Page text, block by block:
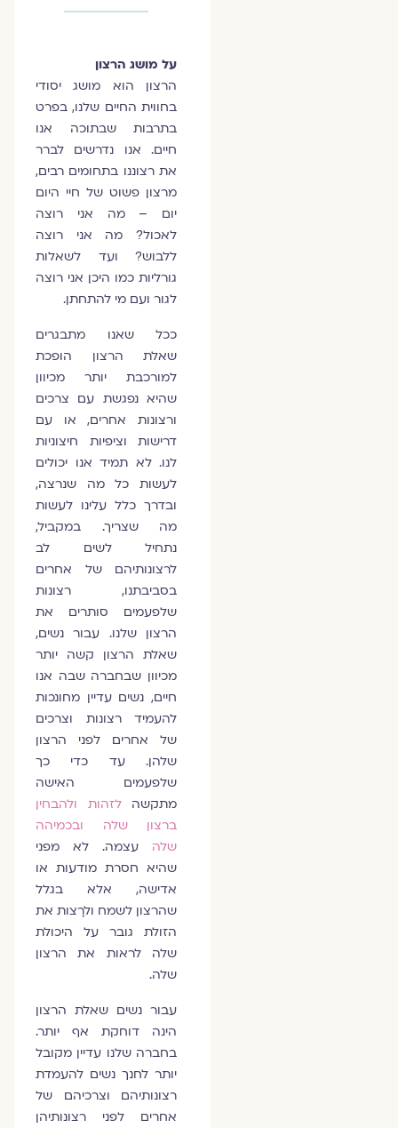
על מושג הרצון
הרצון הוא מושג יסודי
בחווית החיים שלנו, בפרט
בתרבות שבתוכה אנו
חיים. אנו נדרשים לברר
את רצוננו בתחומים רבים,
מרצון פשוט של חיי היום
יום – מה אני רוצה
לאכול? מה אני רוצה
ללבוש? ועד לשאלות
גורליות כמו היכן אני רוצה
לגור ועם מי להתחתן.
ככל שאנו מתבגרים
שאלת הרצון הופכת
למורכבת יותר מכיוון
שהיא נפגשת עם צרכים
ורצונות אחרים, או עם
דרישות וציפיות חיצוניות
לנו. לא תמיד אנו יכולים
לעשות כל מה שנרצה,
ובדרך כלל עלינו לעשות
מה שצריך. במקביל,
נתחיל לשים לב
לרצונותיהם של אחרים
בסביבתנו, רצונות
שלפעמים סותרים את
הרצון שלנו.
עבור נשים,
שאלת הרצון קשה יותר
מכיוון שבחברה שבה אנו
חיים, נשים עדיין מחונכות
להעמיד רצונות וצרכים
של אחרים לפני הרצון
שלהן. עד כדי כך
שלפעמים האישה
מתקשה
לזהות ולהבחין
ברצון שלה ובכמיהה
שלהעצמה. לא מפני
שהיא חסרת מודעות או
אדישה, אלא בגלל
שהרצון לשמח ולרַצות את
הזולת גובר על היכולת
שלה לראות את הרצון
שלה.
עבור נשים שאלת הרצון
הינה דוחקת אף יותר.
בחברה שלנו עדיין מקובל
יותר לחנך נשים להעמדת
רצונותיהם וצרכיהם של
אחרים לפני רצונותיהן